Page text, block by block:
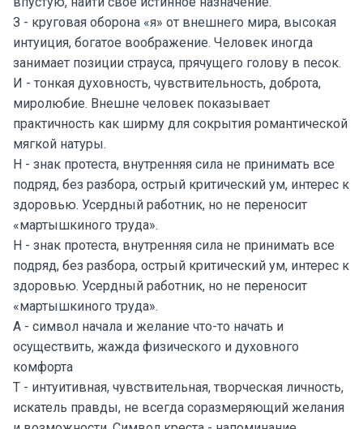
З - круговая оборона «я» от внешнего мира, высокая
интуиция, богатое воображение. Человек иногда
занимает позиции страуса, прячущего голову в песок.
И - тонкая духовность, чувствительность, доброта,
миролюбие. Внешне человек показывает
практичность как ширму для сокрытия романтической
мягкой натуры.
Н - знак протеста, внутренняя сила не принимать все
подряд, без разбора, острый критический ум, интерес к
здоровью. Усердный работник, но не переносит
«мартышкиного труда».
Н - знак протеста, внутренняя сила не принимать все
подряд, без разбора, острый критический ум, интерес к
здоровью. Усердный работник, но не переносит
«мартышкиного труда».
А - символ начала и желание что-то начать и
осуществить, жажда физического и духовного
комфорта
Т - интуитивная, чувствительная, творческая личность,
искатель правды, не всегда соразмеряющий желания